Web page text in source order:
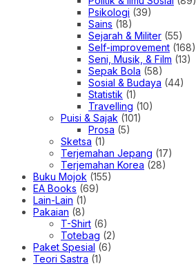
Psikologi (39)
Sains (18)
Sejarah & Militer (55)
Self-improvement (168)
Seni, Musik, & Film (13)
Sepak Bola (58)
Sosial & Budaya (44)
Statistik (1)
Travelling (10)
Puisi & Sajak (101)
Prosa (5)
Sketsa (1)
Terjemahan Jepang (17)
Terjemahan Korea (28)
Buku Mojok (155)
EA Books (69)
Lain-Lain (1)
Pakaian (8)
T-Shirt (6)
Totebag (2)
Paket Spesial (6)
Teori Sastra (1)